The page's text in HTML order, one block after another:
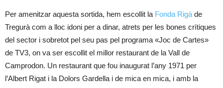
Per amenitzar aquesta sortida, hem escollit la Fonda Rigà de
Tregurà com a lloc idoni per a dinar, atrets per les bones crítiques
del sector i sobretot pel seu pas pel programa «Joc de Cartes»
de TV3, on va ser escollit el millor restaurant de la Vall de
Camprodon. Un restaurant que fou inaugurat l’any 1971 per
l’Albert Rigat i la Dolors Gardella i de mica en mica, i amb la